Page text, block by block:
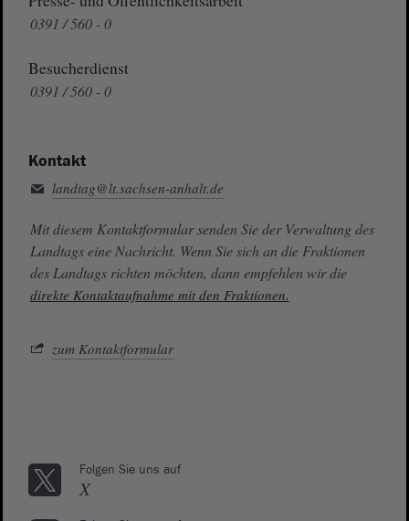
0391 / 560 - 0
Besucherdienst
0391 / 560 - 0
Kontakt
landtag@lt.sachsen-anhalt.de
Mit diesem Kontaktformular senden Sie der Verwaltung des
Landtags eine Nachricht. Wenn Sie sich an die Fraktionen
des Landtags richten möchten, dann empfehlen wir die
direkte Kontaktaufnahme mit den Fraktionen.
zum Kontaktformular
Folgen Sie uns auf
X